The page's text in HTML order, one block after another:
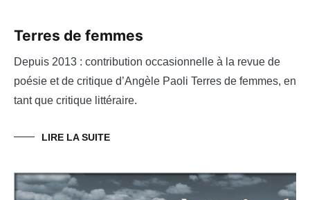
Terres de femmes
Depuis 2013 : contribution occasionnelle à la revue de
poésie et de critique d’Angèle Paoli Terres de femmes, en
tant que critique littéraire.
LIRE LA SUITE